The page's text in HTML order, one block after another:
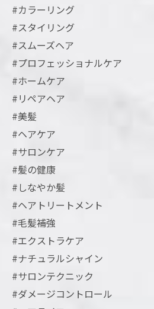
#カラーリング
#スタイリング
#スムーズヘア
#プロフェッショナルケア
#ホームケア
#リペアヘア
#美髪
#ヘアケア
#サロンケア
#髪の健康
#しなやか髪
#ヘアトリートメント
#毛髪補強
#エクストラケア
#ナチュラルシャイン
#サロンテクニック
#ダメージコントロール